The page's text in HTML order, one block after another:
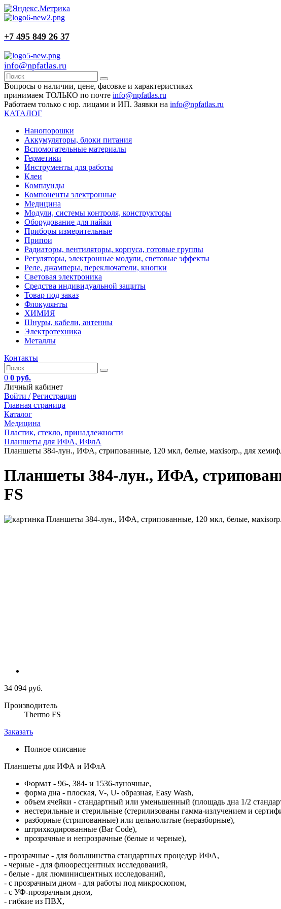
+7 495 849 26 37
info@npfatlas.ru
Вопросы о наличии, цене, фасовке и характеристиках
принимаем ТОЛЬКО по почте info@npfatlas.ru
Работаем только с юр. лицами и ИП. Заявки на info@npfatlas.ru
КАТАЛОГ
Нанопорошки
Аккумуляторы, блоки питания
Вспомогательные материалы
Герметики
Инструменты для работы
Клеи
Компаунды
Компоненты электронные
Медицина
Модули, системы контроля, конструкторы
Оборудование для пайки
Приборы измерительные
Припои
Радиаторы, вентиляторы, корпуса, готовые группы
Регуляторы, электронные модули, световые эффекты
Реле, джамперы, переключатели, кнопки
Световая электроника
Средства индивидуальной защиты
Товар под заказ
Флокулянты
ХИМИЯ
Шнуры, кабели, антенны
Электротехника
Металлы
Контакты
0 0 руб.
Личный кабинет
Войти / Регистрация
Главная страница
Каталог
Медицина
Пластик, стекло, принадлежности
Планшеты для ИФА, ИФлА
Планшеты 384-лун., ИФА, стрипованные, 120 мкл, белые, мaxisorp., для
Планшеты 384-лун., ИФА,
FS
34 094 руб.
Производитель
Thermo FS
Заказать
Полное описание
Планшеты для ИФА и ИФлА
Формат - 96-, 384- и 1536-луночные,
форма дна - плоская, V-, U- образная, Easy Wash,
объем ячейки - стандартный или уменьшенный (площадь дна 1/2
нестерильные и стерильные (стерилизованы гамма-излучением и
разборные (стрипованные) или цельнолитые (неразборные),
штрихкодированные (Bar Code),
прозрачные и непрозрачные (белые и черные),
- прозрачные - для большинства стандартных процедур ИФА,
- черные - для флюоресцентных исследований,
- белые - для люминисцентных исследований,
- с прозрачным дном - для работы под микроскопом,
- с УФ-прозрачным дном,
- гибкие из ПВХ,